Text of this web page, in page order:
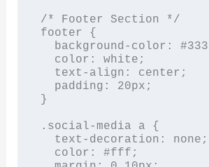
/* Footer Section */
footer {
}
.social-media a {